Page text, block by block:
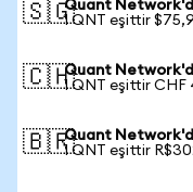
🇸🇬Quant
1 QNT eşittir
🇨🇭Quant
1 QNT eşittir CHF
🇧🇷Quant
1 QNT eşittir